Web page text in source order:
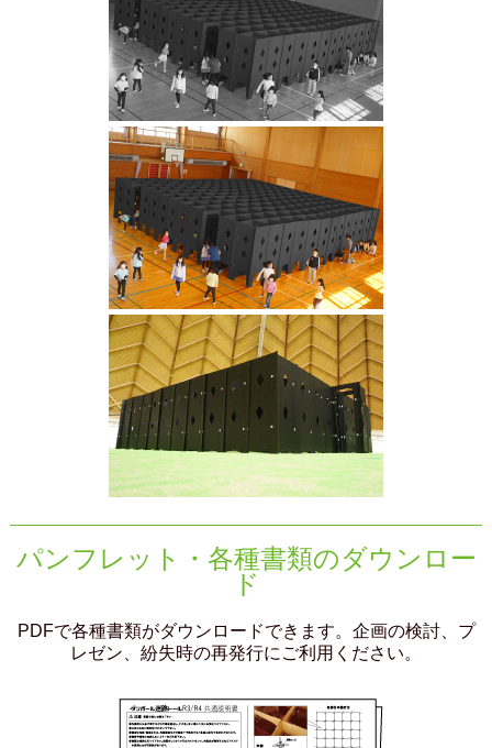
パンフレット・各種書類のダウンロー
ド
PDFで各種書類がダウンロードできます。企画の検討、プ
レゼン、紛失時の再発行にご利用ください。